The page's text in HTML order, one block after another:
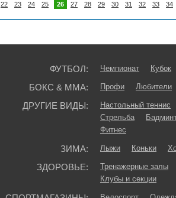
22 23 24 25 26 27 28 29 30 31 32 33 34
ФУТБОЛ: Чемпионат Кубок
БОКС & ММА: Профи Любители
ДРУГИЕ ВИДЫ:
Настольный теннис
Стрельба
Фитнес
ЗИМА: Лыжи Коньки
ЗДОРОВЬЕ:
Тренажерные залы
Клубы и секции